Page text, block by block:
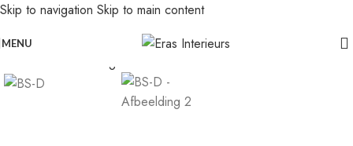
Skip to navigation Skip to main content
MENU